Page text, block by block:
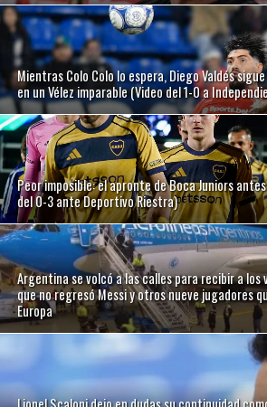
Mientras Colo Colo lo espera, Diego Valdés
en un Vélez imparable (Video del 1-0 a
Peor imposible: el apronte de Boca Juniors
del 0-3 ante Deportivo Riestra)
Argentina se volcó a las calles para recibir a los
que no regresó Messi y otros nueve jugadores
Europa